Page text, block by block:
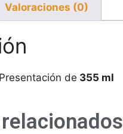
Valoraciones (0)
Presentación de 355 ml